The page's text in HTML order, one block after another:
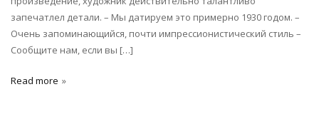
запечатлел детали. – Мы датируем это примерно 1930 годом. –
Очень запоминающийся, почти импрессионистический стиль –
Сообщите нам, если вы […]
Read more